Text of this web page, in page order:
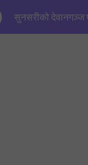
सुनसरीको देवानगञ्ज